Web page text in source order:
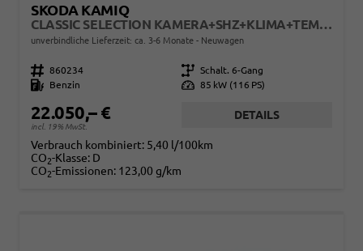
SKODA KAMIQ
CLASSIC SELECTION KAMERA+SHZ+KLIMA+TEMPOMAT+LED+16" LM
unverbindliche Lieferzeit: ca. 3-6 Monate Neuwagen
Fahrzeugnr. 860234 Getriebe Schalt. 6-Gang
Kraftstoff
Benzin Leistung 85 kW (116 PS)
22.050,– €
incl. 19% MwSt.
DETAILS
Verbrauch kombiniert: 5,40 l/100km
CO2-Klasse: D
CO2-Emissionen: 123,00 g/km